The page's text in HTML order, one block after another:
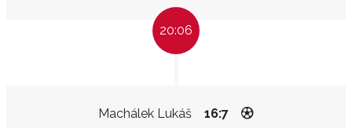
20:06
Machálek Lukáš 16:7